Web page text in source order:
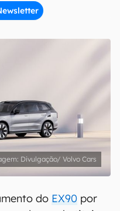
Divulgação/ Volvo Cars
do EX90 por